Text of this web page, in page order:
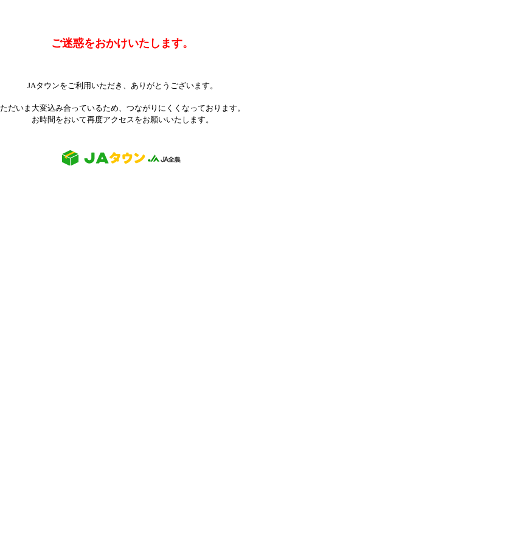
ご迷惑をおかけいたします。
JAタウンをご利用いただき、ありがとうございます。
ただいま大変込み合っているため、つながりにくくなっております。
お時間をおいて再度アクセスをお願いいたします。